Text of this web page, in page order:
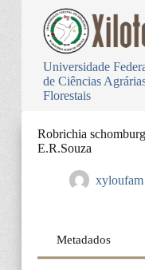
Universidade
de Ciências
Florestais
Robrichia
E.R.Souza
xyloufam
Metadados